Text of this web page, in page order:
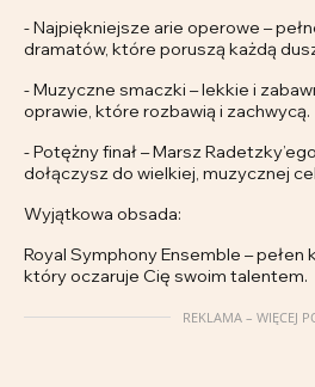
- Najpiękniejsze arie operowe –
dramatów, które poruszą każdą
- Muzyczne smaczki – lekkie i
oprawie, które rozbawią i zachwycą.
- Potężny finał – Marsz
dołączysz do wielkiej, muzycznej
Wyjątkowa obsada:
Royal Symphony Ensemble – pełen
który oczaruje Cię swoim talentem.
REKLAMA – WIĘCEJ